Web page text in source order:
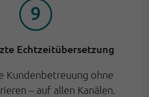
Echtzeitübersetzung
Kundenbetreuung ohne
– auf allen Kanälen.